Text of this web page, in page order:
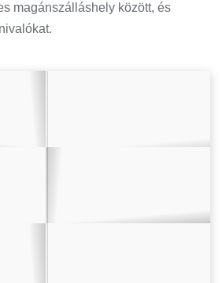
magánszálláshely között, és